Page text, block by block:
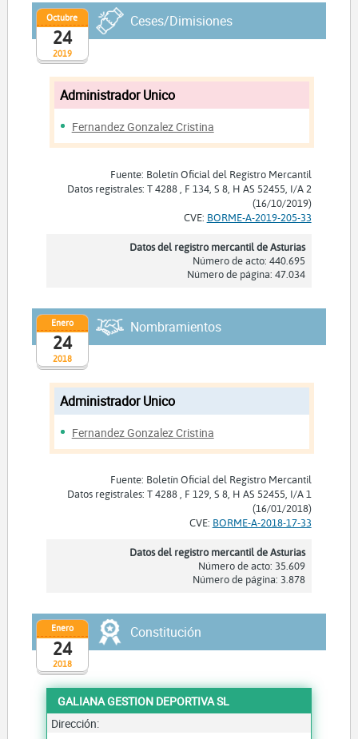
2019
Octubre
24
Ceses/Dimisiones
Administrador Unico
Fernandez Gonzalez Cristina
Fuente: Boletín Oficial del Registro Mercantil
Datos registrales: T 4288 , F 134, S 8, H AS 52455, I/A 2
(16/10/2019)
CVE: BORME-A-2019-205-33
Datos del registro mercantil de Asturias
Número de acto: 440.695
Número de página: 47.034
2018
Enero
24
Nombramientos
Administrador Unico
Fernandez Gonzalez Cristina
Fuente: Boletín Oficial del Registro Mercantil
Datos registrales: T 4288 , F 129, S 8, H AS 52455, I/A 1
(16/01/2018)
CVE: BORME-A-2018-17-33
Datos del registro mercantil de Asturias
Número de acto: 35.609
Número de página: 3.878
2018
Enero
24
Constitución
GALIANA GESTION DEPORTIVA SL
Dirección: